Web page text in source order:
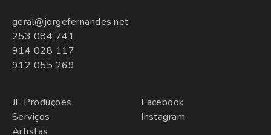
geral@jorgefernandes.net
253 084 741
914 028 117
912 055 269
JF Produções
Serviços
Artistas
Facebook
Instagram